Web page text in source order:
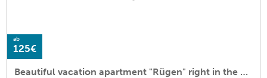
ab
125€
Beautiful vacation apartment "Rügen" right in the heart of Itzehoe